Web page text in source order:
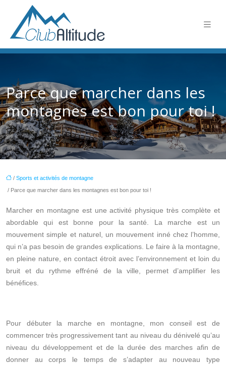
Parce que marcher dans les
montagnes est bon pour toi !
/ Sports et activités de montagne
/ Parce que marcher dans les montagnes est bon pour toi !
Marcher en montagne est une activité physique très complète et
abordable qui est bonne pour la santé. La marche est un
mouvement simple et naturel, un mouvement inné chez l’homme,
qui n’a pas besoin de grandes explications. Le faire à la montagne,
en pleine nature, en contact étroit avec l’environnement et loin du
bruit et du rythme effréné de la ville, permet d’amplifier les
bénéfices.
Pour débuter la marche en montagne, mon conseil est de
commencer très progressivement tant au niveau du dénivelé qu’au
niveau du développement et de la durée des marches afin de
donner au corps le temps de s’adapter au nouveau type